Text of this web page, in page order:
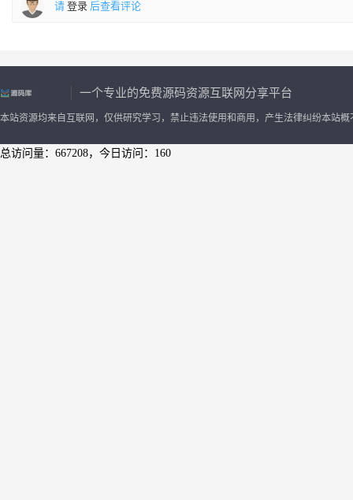
请 登录 后查看评论
一个专业的免费源码资源互联网分享平台
本站资源均来自互联网，仅供研究学习，禁止违法使用和商用，产生法律纠纷本站
总访问量：667208，今日访问：160